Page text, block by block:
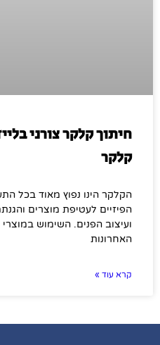
חיתוך קלקר צורני
קלקר
הקלקר הינו נפוץ מאוד בכל
הפיזיים לעטיפת מוצרים
ועיצוב הפנים. השימוש
האחרונות
קרא עוד »